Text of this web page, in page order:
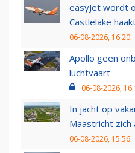
easyJet wordt
Castlelake
06-08-2026, 16:20
Apollo geen
luchtvaart
06-08-2026,
In jacht op
Maastricht zich
06-08-2026, 15:56